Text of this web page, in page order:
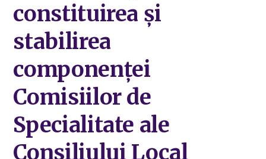
constituirea și
stabilirea
componenței
Comisiilor de
Specialitate ale
Consiliului Local